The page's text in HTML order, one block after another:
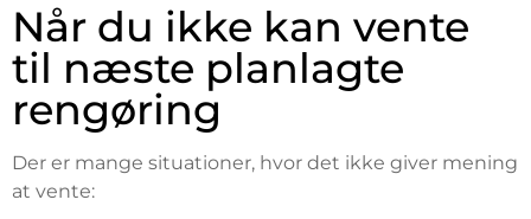
Når du ikke kan vente
til næste planlagte
rengøring
Der er mange situationer, hvor det ikke giver mening
at vente: